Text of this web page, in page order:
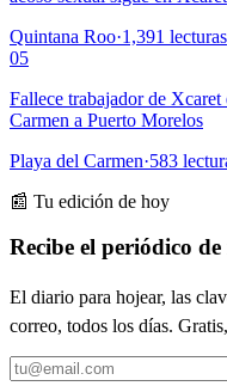
Quintana Roo·1,391 lecturas
05
Fallece trabajador de
Carmen a Puerto Morelos
Playa del Carmen·583
📰 Tu edición de hoy
Recibe el periódico
El diario para hojear, las
correo, todos los días.